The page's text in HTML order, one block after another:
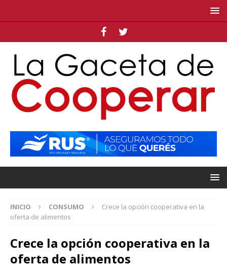
INICIO CONSUMO
Crece la opción cooperativa en la
oferta de alimentos
Crece la opción cooperativa en la
oferta de alimentos